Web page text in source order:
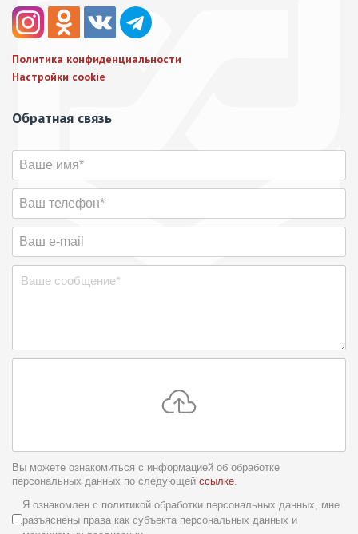
Политика конфиденциальности
Настройки cookie
Обратная связь
Вы можете ознакомиться с информацией об обработке
персональных данных по следующей ссылке.
Условия обслуживания *
Я ознакомлен с политикой обработки персональных данных, мне
разъяснены права как субъекта персональных данных и